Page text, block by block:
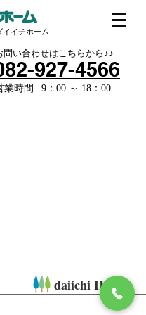
イイチホーム
927-4566
問い合わせはこちらから♪♪
業時間​ 9：00 ～ 18：00
daiichi Home